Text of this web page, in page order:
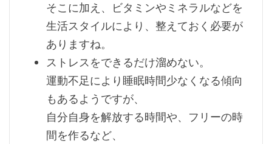
そこに加え、ビタミンやミネラルなどを
生活スタイルにより、整えておく必要が
ありますね。
ストレスをできるだけ溜めない。
運動不足により睡眠時間少なくなる傾向
もあるようですが、
自分自身を解放する時間や、フリーの時
間を作るなど、